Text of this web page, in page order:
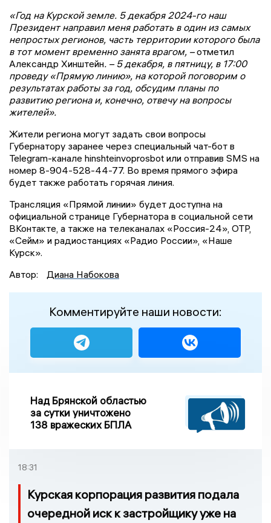
«Год на Курской земле. 5 декабря 2024-го наш
Президент направил меня работать в один из самых
непростых регионов, часть территории которого была
в тот момент временно занята врагом, –отметил
Александр Хинштейн. – 5 декабря, в пятницу, в 17:00
проведу «Прямую линию», на которой поговорим о
результатах работы за год, обсудим планы по
развитию региона и, конечно, отвечу на вопросы
жителей».
Жители региона могут задать свои вопросы
Губернатору заранее через специальный чат-бот в
Telegram-канале hinshteinvoprosbot или отправив SMS на
номер 8-904-528-44-77. Во время прямого эфира
будет также работать горячая линия.
Трансляция «Прямой линии» будет доступна на
официальной странице Губернатора в социальной сети
ВКонтакте, а также на телеканалах «Россия-24», ОТР,
«Сейм» и радиостанциях «Радио России», «Наше
Курск».
Автор:
Диана Набокова
Комментируйте наши новости:
Над Брянской областью
за сутки уничтожено
138 вражеских БПЛА
18:31
Курская корпорация развития подала
очередной иск к застройщику уже на